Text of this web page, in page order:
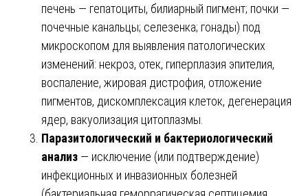
печень — гепатоциты, билиарный пигмент; почки —
почечные канальцы; селезенка; гонады) под
микроскопом для выявления патологических
изменений: некроз, отек, гиперплазия эпителия,
воспаление, жировая дистрофия, отложение
пигментов, дискомплексация клеток, дегенерация
ядер, вакуолизация цитоплазмы.
Паразитологический и бактериологический
анализ — исключение (или подтверждение)
инфекционных и инвазионных болезней